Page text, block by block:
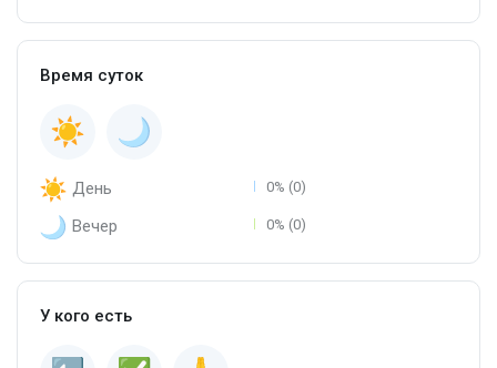
Время суток
День 0% (0)
Вечер 0% (0)
У кого есть